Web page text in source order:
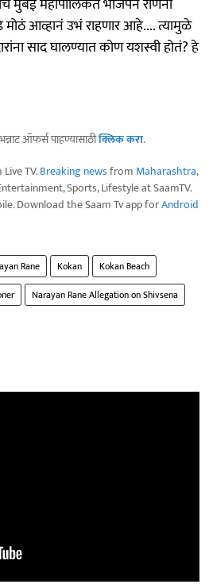
मुंबई महापालिकेत भाजपनं राणेंना
आव्हानं उभं राहणार आहे.... त्यामुळे
साद घालण्यात कोण यशस्वी होतं? हे
ऑफर्स पाहण्यासाठीक्लिक करा.
TV.Breaking newsfrom Maharashtra,
Sports, Lifestyle at SaamTV.
Download the Saam Tv app forAndroid
Rane Kokan
Kokan Beach
Narayan Rane Allegation on Shivsena